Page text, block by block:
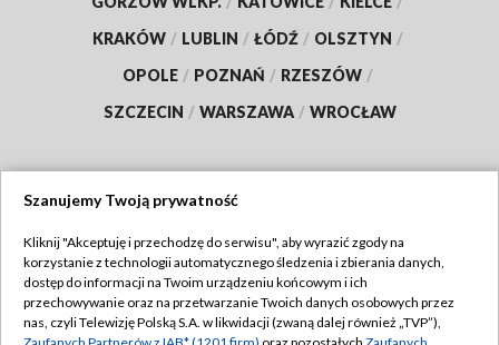
KRAKÓW / LUBLIN / ŁÓDŹ / OLSZTYN /
OPOLE / POZNAŃ / RZESZÓW /
SZCZECIN / WARSZAWA / WROCŁAW
TVP
Abonament TVP
Emisja w TVP
Regulamin TVP
Szanujemy Twoją prywatność
Kliknij "Akceptuję i przechodzę do serwisu", aby wyrazić zgody na
korzystanie z technologii automatycznego śledzenia i zbierania danych,
dostęp do informacji na Twoim urządzeniu końcowym i ich
przechowywanie oraz na przetwarzanie Twoich danych osobowych przez
nas, czyli Telewizję Polską S.A. w likwidacji (zwaną dalej również „TVP”),